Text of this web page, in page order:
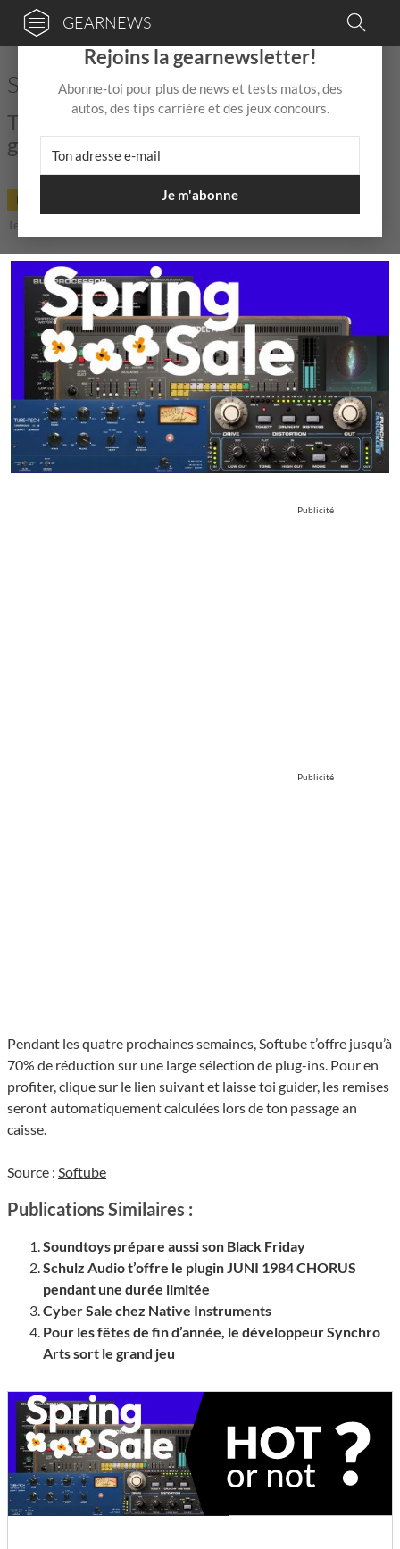
GEARNEWS
Softube Spring Sale
Toujours plus de bons plans sur
gearnews.fr !
DEAL Mix Jagger|
Temps de lecture: 1 min
Publicité
Publicité
Pendant les quatre prochaines semaines, Softube t’offre jusqu’à
70% de réduction sur une large sélection de plug-ins. Pour en
profiter, clique sur le lien suivant et laisse toi guider, les remises
seront automatiquement calculées lors de ton passage an
caisse.
Source : Softube
Publications Similaires :
Soundtoys prépare aussi son Black Friday
Schulz Audio t’offre le plugin JUNI 1984 CHORUS
pendant une durée limitée
Cyber Sale chez Native Instruments
Pour les fêtes de fin d’année, le développeur Synchro
Arts sort le grand jeu
×
Rejoins la gearnewsletter!
Abonne-toi pour plus de news et tests matos, des
autos, des tips carrière et des jeux concours.
Je m'abonne